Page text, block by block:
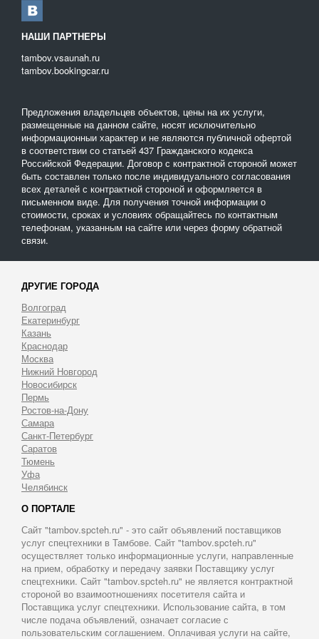
НАШИ ПАРТНЕРЫ
tambov.vsaunah.ru
tambov.bookingcar.ru
Предложения владельцев объектов, цены на их услуги,
размещенные на данном сайте, носят исключительно
информационныи характер и не являются публичной офертой
в соответствии со статьей 437 Гражданского кодекса
Российской Федерации. Договор с контрактной стороной может
быть составлен только после индивидуального согласования
всех деталей с контрактной стороной и оформляется в
письменном виде. Для получения точной информации о
стоимости, сроках и условиях обращайтесь по контактным
телефонам, указанным на сайте или через форму обратной
связи.
ДРУГИЕ ГОРОДА
Волгоград
Екатеринбург
Казань
Краснодар
Москва
Нижний Новгород
Новосибирск
Пермь
Ростов-на-Дону
Самара
Санкт-Петербург
Саратов
Тюмень
Уфа
Челябинск
О ПОРТАЛЕ
Сайт "tambov.spcteh.ru" - это сайт объявлений поставщиков
услуг спецтехники в Тамбове. Сайт "tambov.spcteh.ru"
осуществляет только информационные услуги, направленные
на прием, обработку и передачу заявки Поставщику услуг
спецтехники. Сайт "tambov.spcteh.ru" не является контрактной
стороной во взаимоотношениях посетителя сайта и
Поставщика услуг спецтехники. Использование сайта, в том
числе подача объявлений, означает согласие с
пользовательским соглашением. Оплачивая услуги на сайте,